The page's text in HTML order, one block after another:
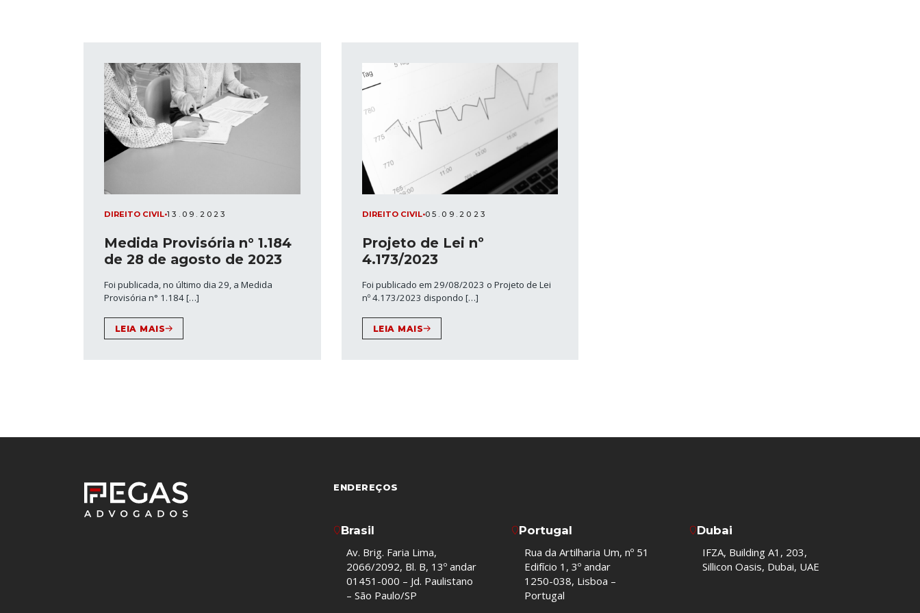
DIREITO CIVIL•13.09.2023
Medida Provisória n° 1.184
de 28 de agosto de 2023
Foi publicada, no último dia 29, a Medida
Provisória n° 1.184 […]
LEIA MAIS
DIREITO CIVIL•05.09.2023
Projeto de Lei nº
4.173/2023
Foi publicado em 29/08/2023 o Projeto de Lei
nº 4.173/2023 dispondo […]
LEIA MAIS
ENDEREÇOS
Brasil
Av. Brig. Faria Lima,
2066/2092, Bl. B, 13º andar
01451-000 – Jd. Paulistano
– São Paulo/SP
Portugal
Rua da Artilharia Um, nº 51
Edifício 1, 3º andar
1250-038, Lisboa –
Portugal
Dubai
IFZA, Building A1, 203,
Sillicon Oasis, Dubai, UAE